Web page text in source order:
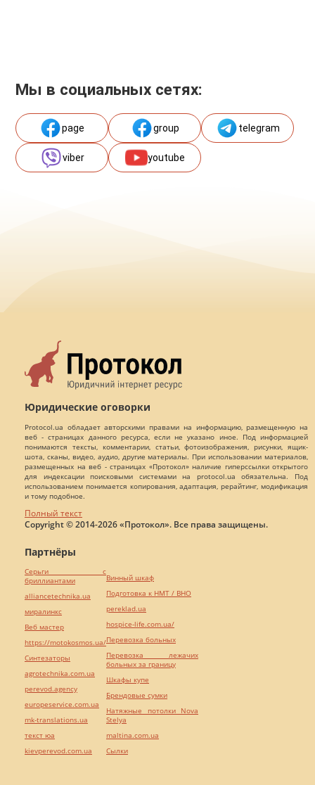
Мы в социальных сетях:
page group telegram
viber youtube
Юридические оговорки
Protocol.ua обладает авторскими правами на информацию, размещенную на
веб - страницах данного ресурса, если не указано иное. Под информацией
понимаются тексты, комментарии, статьи, фотоизображения, рисунки, ящик-
шота, сканы, видео, аудио, другие материалы. При использовании материалов,
размещенных на веб - страницах «Протокол» наличие гиперссылки открытого
для индексации поисковыми системами на protocol.ua обязательна. Под
использованием понимается копирования, адаптация, рерайтинг, модификация
и тому подобное.
Полный текст
Copyright © 2014-2026 «Протокол». Все права защищены.
Партнёры
Серьги с
бриллиантами
alliancetechnika.ua
миралинкс
Веб мастер
https://motokosmos.ua/
Синтезаторы
agrotechnika.com.ua
perevod.agency
europeservice.com.ua
mk-translations.ua
текст юа
kievperevod.com.ua
Винный шкаф
Подготовка к НМТ / ВНО
pereklad.ua
hospice-life.com.ua/
Перевозка больных
Перевозка лежачих
больных за границу
Шкафы купе
Брендовые сумки
Натяжные потолки Nova
Stelya
maltina.com.ua
Cылки